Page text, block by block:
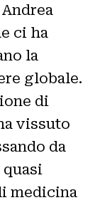
ci ha
la
globale.
di
vissuto
da
medicina